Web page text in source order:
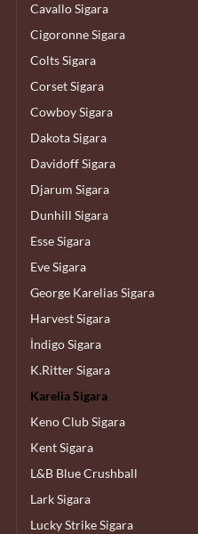
Cavallo Sigara
Cigoronne Sigara
Colts Sigara
Corset Sigara
Cowboy Sigara
Dakota Sigara
Davidoff Sigara
Djarum Sigara
Dunhill Sigara
Esse Sigara
Eve Sigara
George Karelias Sigara
Harvest Sigara
İndigo Sigara
K.Ritter Sigara
Karelia Sigara
Keno Club Sigara
Kent Sigara
L&B Blue Crushball
Lark Sigara
Lucky Strike Sigara